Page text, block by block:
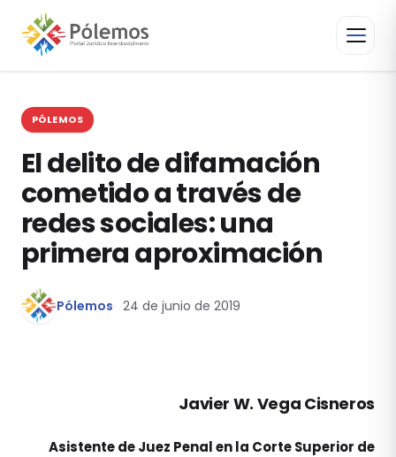
PÓLEMOS
El delito de difamación
cometido a través de
redes sociales: una
primera aproximación
Pólemos 24 de junio de 2019
Javier W. Vega Cisneros
Asistente de Juez Penal en la Corte Superior de